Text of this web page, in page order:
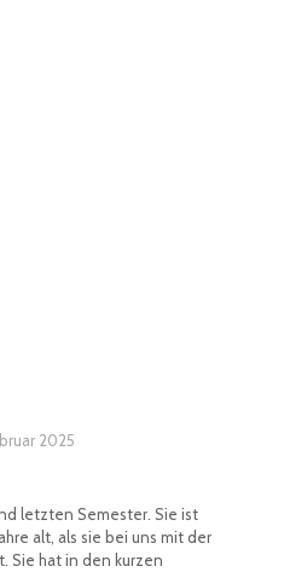
2025
letzten Semester. Sie ist
alt, als sie bei uns mit der
Sie hat in den kurzen